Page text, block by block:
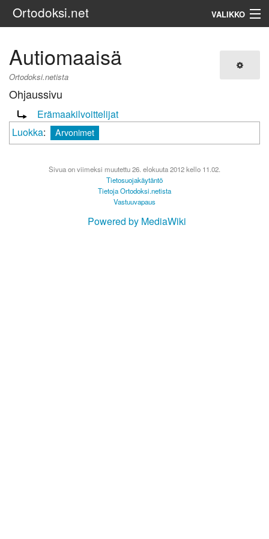
Ortodoksi.net VALIKKO
Autiomaaisä
Ortodoksi.netista
Ohjaussivu
Ohjaus sivulle:
Erämaakilvoittelijat
Luokka: Arvonimet
Sivua on viimeksi muutettu 26. elokuuta 2012 kello 11.02.
Tietosuojakäytäntö
Tietoja Ortodoksi.netista
Vastuuvapaus
Powered by MediaWiki